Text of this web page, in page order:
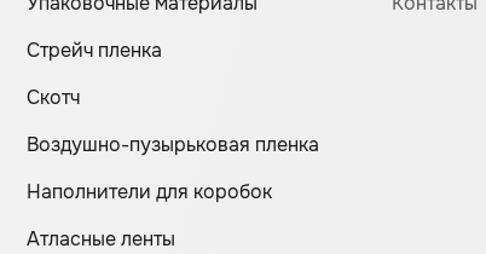
Стрейч пленка
Скотч
Воздушно-пузырьковая пленка
Наполнители для коробок
Атласные ленты